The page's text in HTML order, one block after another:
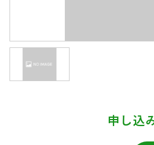
申し込